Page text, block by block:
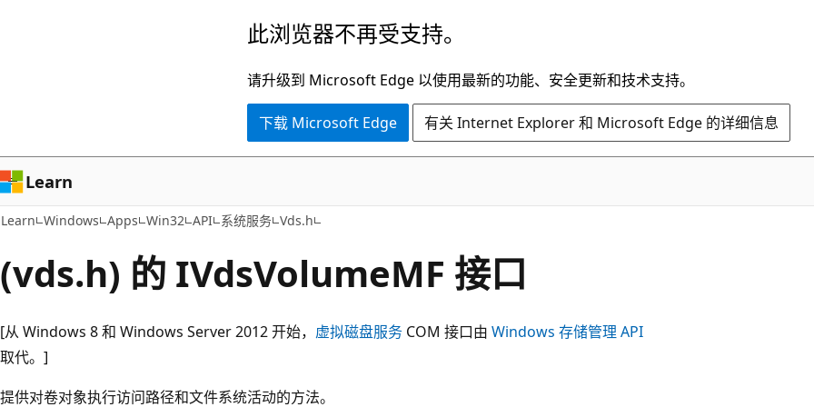
容
此浏览器不再受支持。
请升级到 Microsoft Edge 以使用最新的功能、安全更新和技术支持。
下载 Microsoft Edge 有关 Internet Explorer 和 Microsoft Edge 的详细信息
Learn
Learn Windows Apps Win32 API 系统服务 Vds.h
(vds.h) 的 IVdsVolumeMF 接口
[从 Windows 8 和 Windows Server 2012 开始， 虚拟磁盘服务 COM 接口由 Windows 存储管理 API
取代。]
提供对卷对象执行访问路径和文件系统活动的方法。